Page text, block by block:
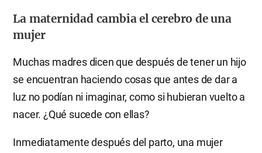
La maternidad cambia el cerebro de una
mujer
Muchas madres dicen que después de tener un hijo
se encuentran haciendo cosas que antes de dar a
luz no podían ni imaginar, como si hubieran vuelto a
nacer. ¿Qué sucede con ellas?
Inmediatamente después del parto, una mujer